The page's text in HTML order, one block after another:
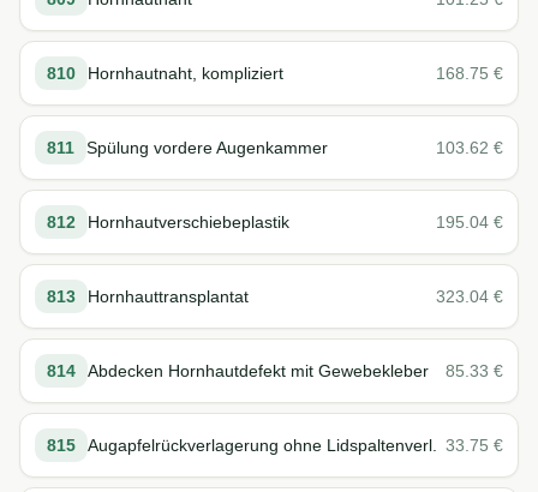
810 Hornhautnaht, kompliziert 168.75 €
811 Spülung vordere Augenkammer 103.62 €
812 Hornhautverschiebeplastik 195.04 €
813 Hornhauttransplantat 323.04 €
814 Abdecken Hornhautdefekt mit Gewebekleber 85.33 €
815 Augapfelrückverlagerung ohne Lidspaltenverl. 33.75 €